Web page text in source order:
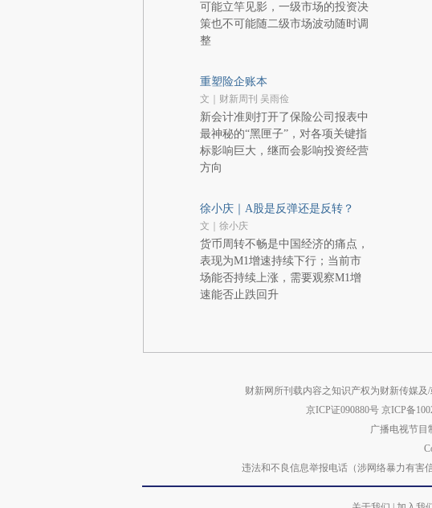
可能立竿见影，一级市场的投资决
策也不可能随二级市场波动随时调
整
重塑险企账本
文｜财新周刊 吴雨俭
新会计准则打开了保险公司报表中
最神秘的“黑匣子”，对各项关键指
标影响巨大，继而会影响投资经营
方向
徐小庆｜A股是反弹还是反转？
文｜徐小庆
货币周转不畅是中国经济的痛点，
表现为M1增速持续下行；当前市
场能否持续上涨，需要观察M1增
速能否止跌回升
财新网所刊载内容之知识产权为财新传媒
京ICP证090880号 京ICP备
广播电视节目
违法和不良信息举报电话（涉网络暴力有害